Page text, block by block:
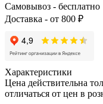
Самовывоз - бесплатно
Доставка - от 800 ₽
Характеристики
Цена действительна
отличаться от цен в